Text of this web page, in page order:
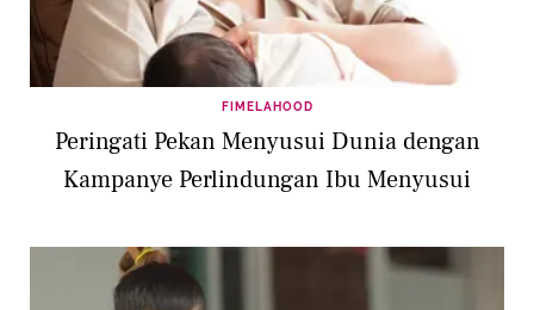
FIMELAHOOD
Peringati Pekan Menyusui Dunia dengan
Kampanye Perlindungan Ibu Menyusui